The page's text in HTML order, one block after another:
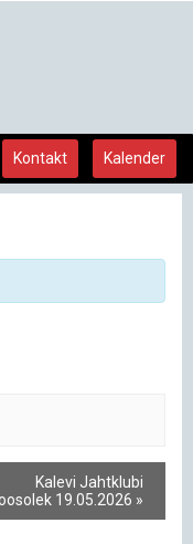
Kontakt Kalender
Kalevi Jahtklubi
19.05.2026 »